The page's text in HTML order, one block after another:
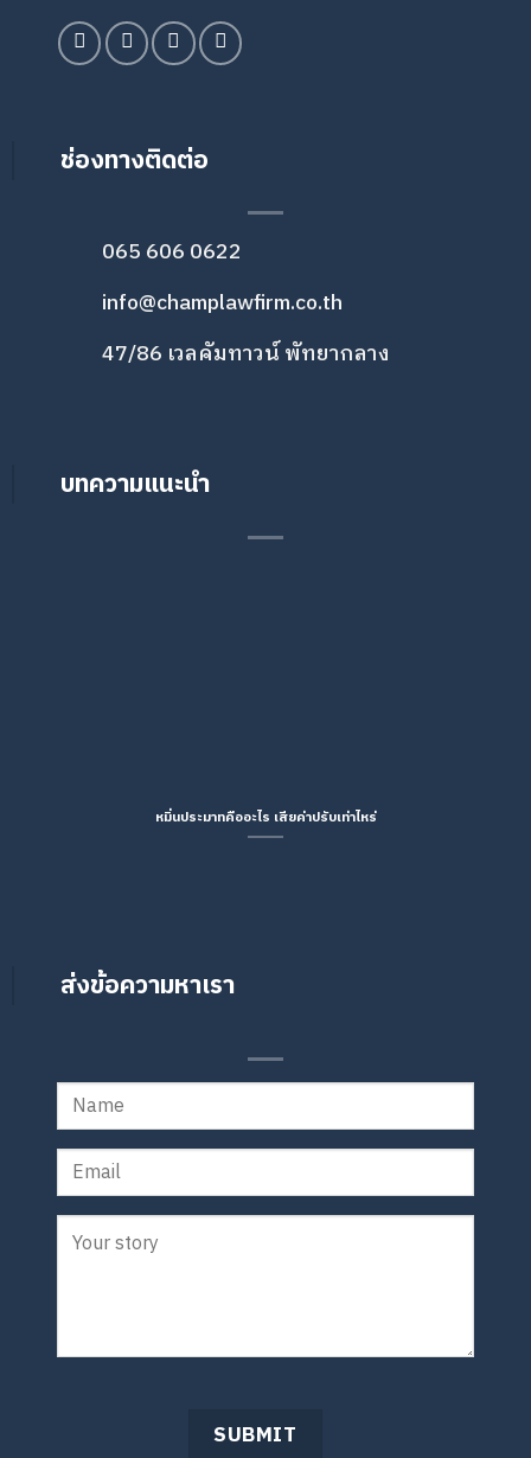
ช่องทางติดต่อ
065 606 0622
info@champlawfirm.co.th
47/86 เวลคัมทาวน์ พัทยากลาง
บทความแนะนำ
หมิ่นประมาทคืออะไร เสียค่าปรับเท่าไหร่
ส่งข้อความหาเรา